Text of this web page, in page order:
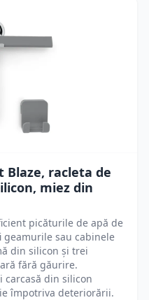
racleta de
miez din
picăturile de apă de
sau cabinele
din silicon și trei
fără găurire.
carcasă din silicon
împotriva deteriorării.